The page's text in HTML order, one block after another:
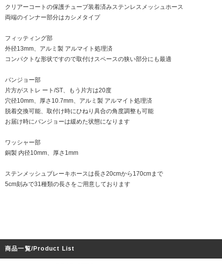
クリアーコートの保護チューブ装着済みステンレスメッシュホース
両端のインナー部分はカシメタイプ
フィッティング部
外径13mm、アルミ製 アルマイト処理済
コンパクトな形状ですので取付けスペースの狭い部分にも最適
バンジョー部
片方がストレ ート/ST、もう片方は20度
穴径10mm、厚さ10.7mm、アルミ製 アルマイト処理済
脱着交換可能、取付け時にひねり具合の角度調整も可能
お届け時にバンジョーは緩めた状態になります
ワッシャー部
銅製 内径10mm、厚さ1mm
ステンメッシュブレーキホースは長さ20cmから170cmまで
5cm刻みで31種類の長さをご用意しております
商品一覧/Product List